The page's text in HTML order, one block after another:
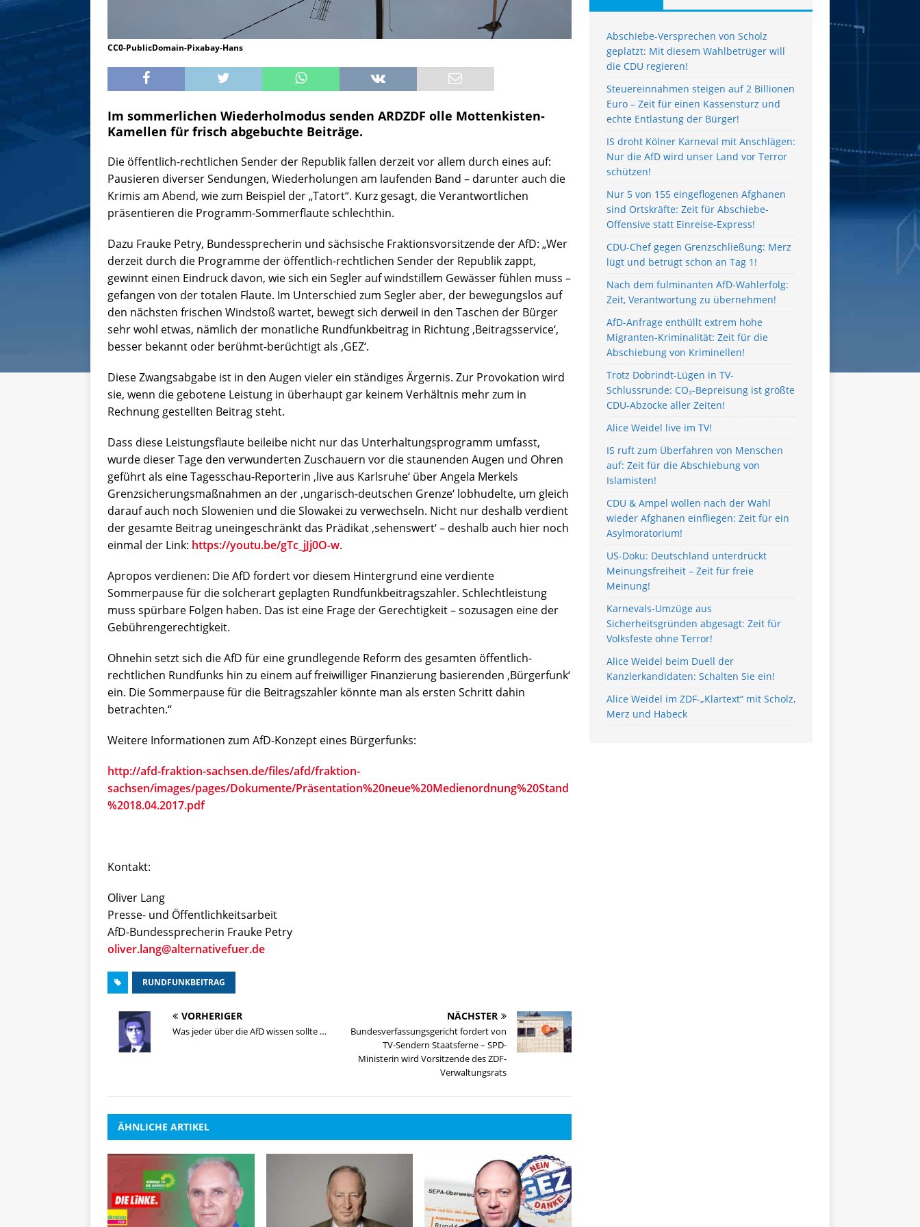
CC0-PublicDomain-Pixabay-Hans
Im sommerlichen Wiederholmodus senden ARDZDF olle Mottenkisten-
Kamellen für frisch abgebuchte Beiträge.
Die öffentlich-rechtlichen Sender der Republik fallen derzeit vor allem durch eines auf:
Pausieren diverser Sendungen, Wiederholungen am laufenden Band – darunter auch die
Krimis am Abend, wie zum Beispiel der „Tatort“. Kurz gesagt, die Verantwortlichen
präsentieren die Programm-Sommerflaute schlechthin.
Dazu Frauke Petry, Bundessprecherin und sächsische Fraktionsvorsitzende der AfD: „Wer
derzeit durch die Programme der öffentlich-rechtlichen Sender der Republik zappt,
gewinnt einen Eindruck davon, wie sich ein Segler auf windstillem Gewässer fühlen muss –
gefangen von der totalen Flaute. Im Unterschied zum Segler aber, der bewegungslos auf
den nächsten frischen Windstoß wartet, bewegt sich derweil in den Taschen der Bürger
sehr wohl etwas, nämlich der monatliche Rundfunkbeitrag in Richtung ‚Beitragsservice‘,
besser bekannt oder berühmt-berüchtigt als ‚GEZ‘.
Diese Zwangsabgabe ist in den Augen vieler ein ständiges Ärgernis. Zur Provokation wird
sie, wenn die gebotene Leistung in überhaupt gar keinem Verhältnis mehr zum in
Rechnung gestellten Beitrag steht.
Dass diese Leistungsflaute beileibe nicht nur das Unterhaltungsprogramm umfasst,
wurde dieser Tage den verwunderten Zuschauern vor die staunenden Augen und Ohren
geführt als eine Tagesschau-Reporterin ‚live aus Karlsruhe‘ über Angela Merkels
Grenzsicherungsmaßnahmen an der ‚ungarisch-deutschen Grenze‘ lobhudelte, um gleich
darauf auch noch Slowenien und die Slowakei zu verwechseln. Nicht nur deshalb verdient
der gesamte Beitrag uneingeschränkt das Prädikat ‚sehenswert‘ – deshalb auch hier noch
einmal der Link: https://youtu.be/gTc_jJj0O-w.
Apropos verdienen: Die AfD fordert vor diesem Hintergrund eine verdiente
Sommerpause für die solcherart geplagten Rundfunkbeitragszahler. Schlechtleistung
muss spürbare Folgen haben. Das ist eine Frage der Gerechtigkeit – sozusagen eine der
Gebührengerechtigkeit.
Ohnehin setzt sich die AfD für eine grundlegende Reform des gesamten öffentlich-
rechtlichen Rundfunks hin zu einem auf freiwilliger Finanzierung basierenden ‚Bürgerfunk‘
ein. Die Sommerpause für die Beitragszahler könnte man als ersten Schritt dahin
betrachten.“
Weitere Informationen zum AfD-Konzept eines Bürgerfunks:
http://afd-fraktion-sachsen.de/files/afd/fraktion-
sachsen/images/pages/Dokumente/Präsentation%20neue%20Medienordnung%20Stand
%2018.04.2017.pdf
Kontakt:
Oliver Lang
Presse- und Öffentlichkeitsarbeit
AfD-Bundessprecherin Frauke Petry
oliver.lang@alternativefuer.de
RUNDFUNKBEITRAG
VORHERIGER
Was jeder über die AfD wissen sollte …
NÄCHSTER
Bundesverfassungsgericht fordert von
TV-Sendern Staatsferne – SPD-
Ministerin wird Vorsitzende des ZDF-
Verwaltungsrats
ÄHNLICHE ARTIKEL
Abschiebe-Versprechen von Scholz
geplatzt: Mit diesem Wahlbetrüger will
die CDU regieren!
Steuereinnahmen steigen auf 2 Billionen
Euro – Zeit für einen Kassensturz und
echte Entlastung der Bürger!
IS droht Kölner Karneval mit Anschlägen:
Nur die AfD wird unser Land vor Terror
schützen!
Nur 5 von 155 eingeflogenen Afghanen
sind Ortskräfte: Zeit für Abschiebe-
Offensive statt Einreise-Express!
CDU-Chef gegen Grenzschließung: Merz
lügt und betrügt schon an Tag 1!
Nach dem fulminanten AfD-Wahlerfolg:
Zeit, Verantwortung zu übernehmen!
AfD-Anfrage enthüllt extrem hohe
Migranten-Kriminalität: Zeit für die
Abschiebung von Kriminellen!
Trotz Dobrindt-Lügen in TV-
Schlussrunde: CO₂-Bepreisung ist größte
CDU-Abzocke aller Zeiten!
Alice Weidel live im TV!
IS ruft zum Überfahren von Menschen
auf: Zeit für die Abschiebung von
Islamisten!
CDU & Ampel wollen nach der Wahl
wieder Afghanen einfliegen: Zeit für ein
Asylmoratorium!
US-Doku: Deutschland unterdrückt
Meinungsfreiheit – Zeit für freie
Meinung!
Karnevals-Umzüge aus
Sicherheitsgründen abgesagt: Zeit für
Volksfeste ohne Terror!
Alice Weidel beim Duell der
Kanzlerkandidaten: Schalten Sie ein!
Alice Weidel im ZDF-„Klartext“ mit Scholz,
Merz und Habeck